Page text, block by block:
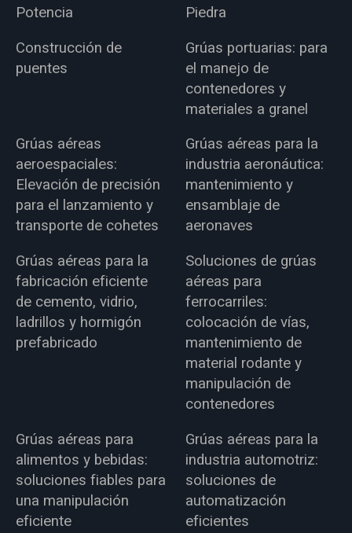
Potencia
Piedra
Construcción de
puentes
Grúas portuarias: para
el manejo de
contenedores y
materiales a granel
Grúas aéreas
aeroespaciales:
Elevación de precisión
para el lanzamiento y
transporte de cohetes
Grúas aéreas para la
industria aeronáutica:
mantenimiento y
ensamblaje de
aeronaves
Grúas aéreas para la
fabricación eficiente
de cemento, vidrio,
ladrillos y hormigón
prefabricado
Soluciones de grúas
aéreas para
ferrocarriles:
colocación de vías,
mantenimiento de
material rodante y
manipulación de
contenedores
Grúas aéreas para
alimentos y bebidas:
soluciones fiables para
una manipulación
eficiente
Grúas aéreas para la
industria automotriz:
soluciones de
automatización
eficientes